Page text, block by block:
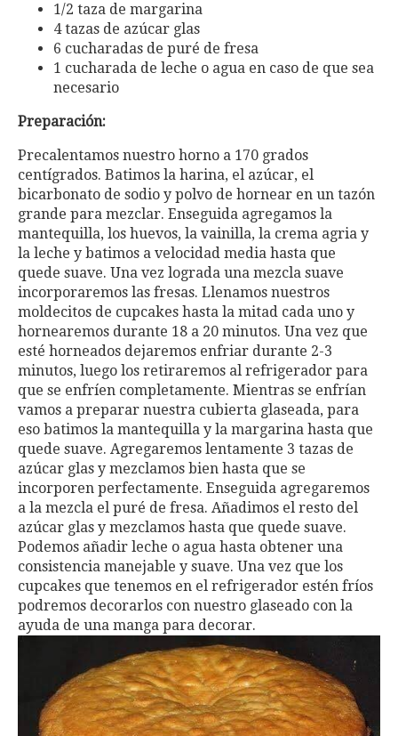
1/2 taza de margarina
4 tazas de azúcar glas
6 cucharadas de puré de fresa
1 cucharada de leche o agua en caso de que sea
necesario
Preparación:
Precalentamos nuestro horno a 170 grados
centígrados. Batimos la harina, el azúcar, el
bicarbonato de sodio y polvo de hornear en un tazón
grande para mezclar. Enseguida agregamos la
mantequilla, los huevos, la vainilla, la crema agria y
la leche y batimos a velocidad media hasta que
quede suave. Una vez lograda una mezcla suave
incorporaremos las fresas. Llenamos nuestros
moldecitos de cupcakes hasta la mitad cada uno y
hornearemos durante 18 a 20 minutos. Una vez que
esté horneados dejaremos enfriar durante 2-3
minutos, luego los retiraremos al refrigerador para
que se enfríen completamente. Mientras se enfrían
vamos a preparar nuestra cubierta glaseada, para
eso batimos la mantequilla y la margarina hasta que
quede suave. Agregaremos lentamente 3 tazas de
azúcar glas y mezclamos bien hasta que se
incorporen perfectamente. Enseguida agregaremos
a la mezcla el puré de fresa. Añadimos el resto del
azúcar glas y mezclamos hasta que quede suave.
Podemos añadir leche o agua hasta obtener una
consistencia manejable y suave. Una vez que los
cupcakes que tenemos en el refrigerador estén fríos
podremos decorarlos con nuestro glaseado con la
ayuda de una manga para decorar.